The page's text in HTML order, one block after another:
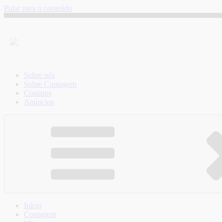
Pular para o conteúdo
Sobre nós
Sobre Contagem
Contatos
Anúncios
Início
Contagem